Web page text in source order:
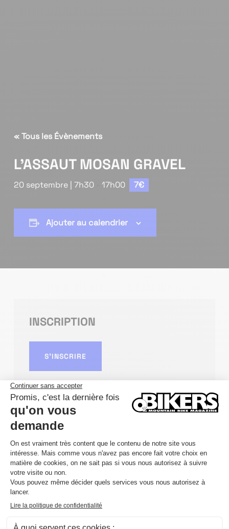
« Tous les Évènements
L’ASSAUT MOSAN GRAVEL
20 septembre | 7h30- 17h00 7€
Ajouter au calendrier
INSCRIPTION
S'INSCRIRE
DÉTAILS
DATE
20/09/2026
Gravel